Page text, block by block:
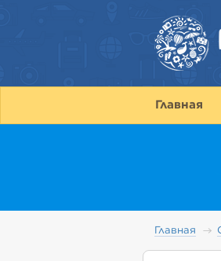
Главная
Главная